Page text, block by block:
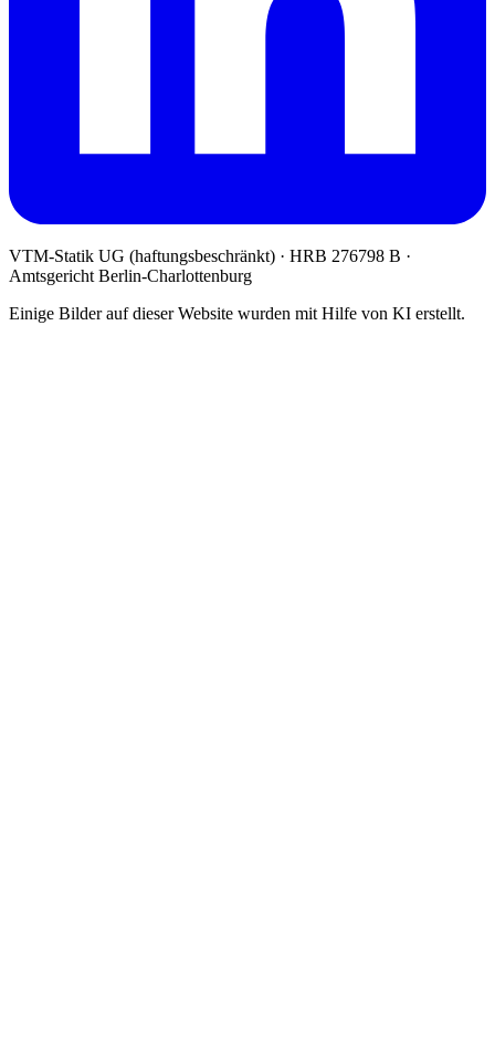
VTM-Statik UG (haftungsbeschränkt) · HRB 276798 B ·
Amtsgericht Berlin-Charlottenburg
Einige Bilder auf dieser Website wurden mit Hilfe von KI erstellt.